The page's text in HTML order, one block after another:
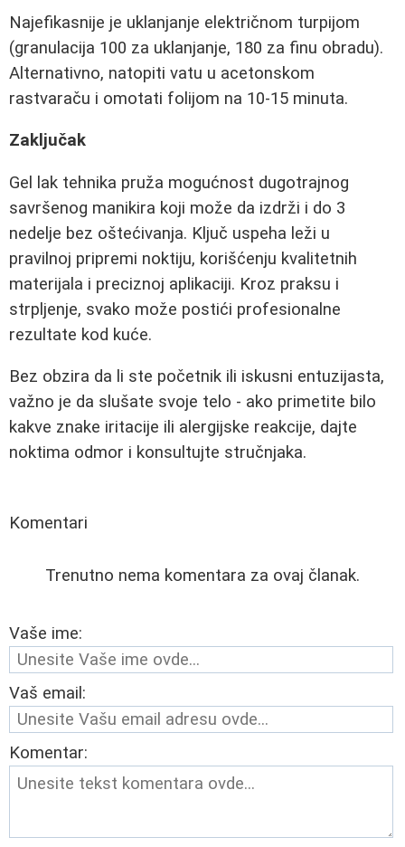
Najefikasnije je uklanjanje električnom turpijom
(granulacija 100 za uklanjanje, 180 za finu obradu).
Alternativno, natopiti vatu u acetonskom
rastvaraču i omotati folijom na 10-15 minuta.
Zaključak
Gel lak tehnika pruža mogućnost dugotrajnog
savršenog manikira koji može da izdrži i do 3
nedelje bez oštećivanja. Ključ uspeha leži u
pravilnoj pripremi noktiju, korišćenju kvalitetnih
materijala i preciznoj aplikaciji. Kroz praksu i
strpljenje, svako može postići profesionalne
rezultate kod kuće.
Bez obzira da li ste početnik ili iskusni entuzijasta,
važno je da slušate svoje telo - ako primetite bilo
kakve znake iritacije ili alergijske reakcije, dajte
noktima odmor i konsultujte stručnjaka.
Komentari
Trenutno nema komentara za ovaj članak.
Vaše ime:
Vaš email:
Komentar: